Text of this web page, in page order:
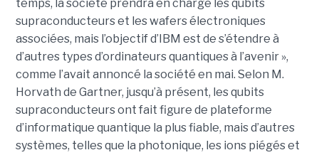
temps, la société prendra en charge les qubits
supraconducteurs et les wafers électroniques
associées, mais l’objectif d’IBM est de s’étendre à
d’autres types d’ordinateurs quantiques à l’avenir »,
comme l’avait annoncé la société en mai. Selon M.
Horvath de Gartner, jusqu’à présent, les qubits
supraconducteurs ont fait figure de plateforme
d’informatique quantique la plus fiable, mais d’autres
systèmes, telles que la photonique, les ions piégés et